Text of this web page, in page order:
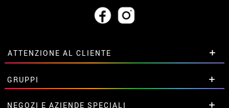
ATTENZIONE AL CLIENTE
• Su di noi
• Condizioni di vendita
• Avviso legale privacy
GRUPPI
Sconti speciali per gruppi.
NEGOZI E AZIENDE SPECIALI